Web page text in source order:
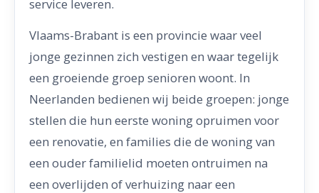
service leveren.
Vlaams-Brabant is een provincie waar veel
jonge gezinnen zich vestigen en waar tegelijk
een groeiende groep senioren woont. In
Neerlanden bedienen wij beide groepen: jonge
stellen die hun eerste woning opruimen voor
een renovatie, en families die de woning van
een ouder familielid moeten ontruimen na
een overlijden of verhuizing naar een